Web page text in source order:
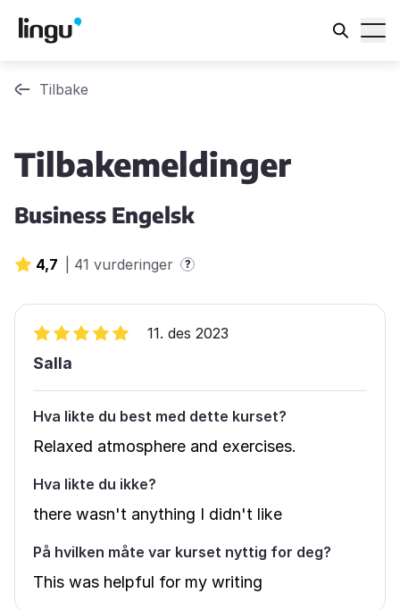
Tilbake
Tilbakemeldinger
Business Engelsk
4,7 41 vurderinger ?
11. des 2023
Salla
Hva likte du best med dette kurset?
Relaxed atmosphere and exercises.
Hva likte du ikke?
there wasn't anything I didn't like
På hvilken måte var kurset nyttig for deg?
This was helpful for my writing